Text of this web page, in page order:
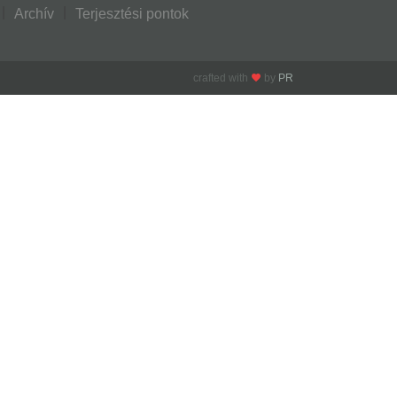
Archív Terjesztési pontok
crafted with by PR